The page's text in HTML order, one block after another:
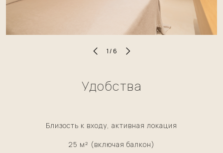
1/ 6
Удобства
Близость к входу, активная локация
25 м² (включая балкон)